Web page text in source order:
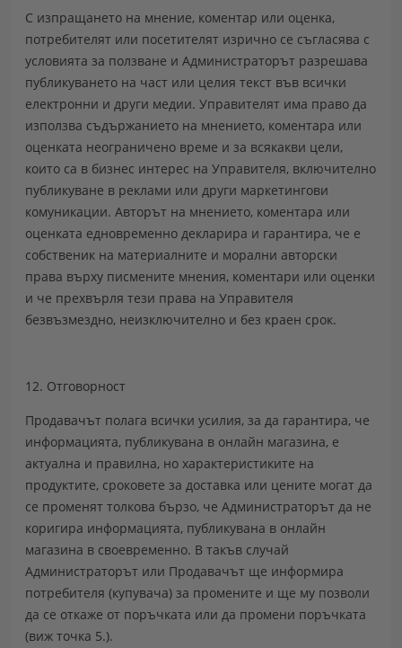
С изпращането на мнение, коментар или оценка,
потребителят или посетителят изрично се съгласява с
условията за ползване и Администраторът разрешава
публикуването на част или целия текст във всички
електронни и други медии. Управителят има право да
използва съдържанието на мнението, коментара или
оценката неограничено време и за всякакви цели,
които са в бизнес интерес на Управителя, включително
публикуване в реклами или други маркетингови
комуникации. Авторът на мнението, коментара или
оценката едновременно декларира и гарантира, че е
собственик на материалните и морални авторски
права върху писмените мнения, коментари или оценки
и че прехвърля тези права на Управителя
безвъзмездно, неизключително и без краен срок.
12. Отговорност
Продавачът полага всички усилия, за да гарантира, че
информацията, публикувана в онлайн магазина, е
актуална и правилна, но характеристиките на
продуктите, сроковете за доставка или цените могат да
се променят толкова бързо, че Администраторът да не
коригира информацията, публикувана в онлайн
магазина в своевременно. В такъв случай
Администраторът или Продавачът ще информира
потребителя (купувача) за промените и ще му позволи
да се откаже от поръчката или да промени поръчката
(виж точка 5.).